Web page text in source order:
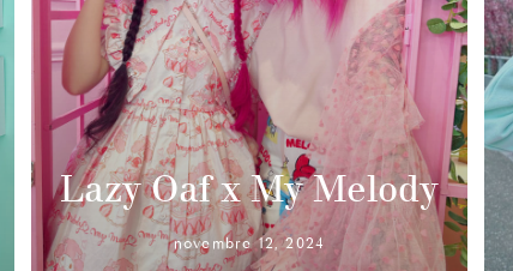
Lazy Oaf x My Melody
novembre 12, 2024